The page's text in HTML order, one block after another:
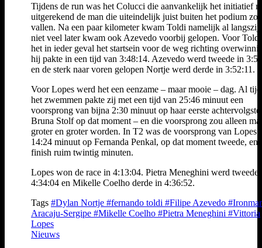
Tijdens de run was het Colucci die aanvankelijk het initiatief
uitgerekend de man die uiteindelijk juist buiten het podium zou
vallen. Na een paar kilometer kwam Toldi namelijk al langszij
niet veel later kwam ook Azevedo voorbij gelopen. Voor
het in ieder geval het startsein voor de weg richting
hij pakte in een tijd van 3:48:14. Azevedo werd tweede in
en de sterk naar voren gelopen Nortje werd derde in 3:52:11.
Voor Lopes werd het een eenzame – maar mooie – dag. Al
het zwemmen pakte zij met een tijd van 25:46 minuut een
voorsprong van bijna 2:30 minuut op haar eerste
Bruna Stolf op dat moment – en die voorsprong zou alleen
groter en groter worden. In T2 was de voorsprong van Lopes
14:24 minuut op Fernanda Penkal, op dat moment tweede, en
finish ruim twintig minuten.
Lopes won de race in 4:13:04. Pietra Meneghini werd tweede
4:34:04 en Mikelle Coelho derde in 4:36:52.
Tags #Dylan Nortje #fernando toldi #Filipe Azevedo
Aracaju-Sergipe #Mikelle Coelho #Pietra Meneghini #Vittoria
Lopes
Nieuws